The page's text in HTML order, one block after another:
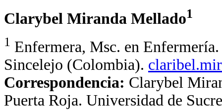
Clarybel Miranda Mellado1
1 Enfermera, Msc. en
Sincelejo (Colombia).
Correspondencia: Clarybel
Puerta Roja. Universidad de